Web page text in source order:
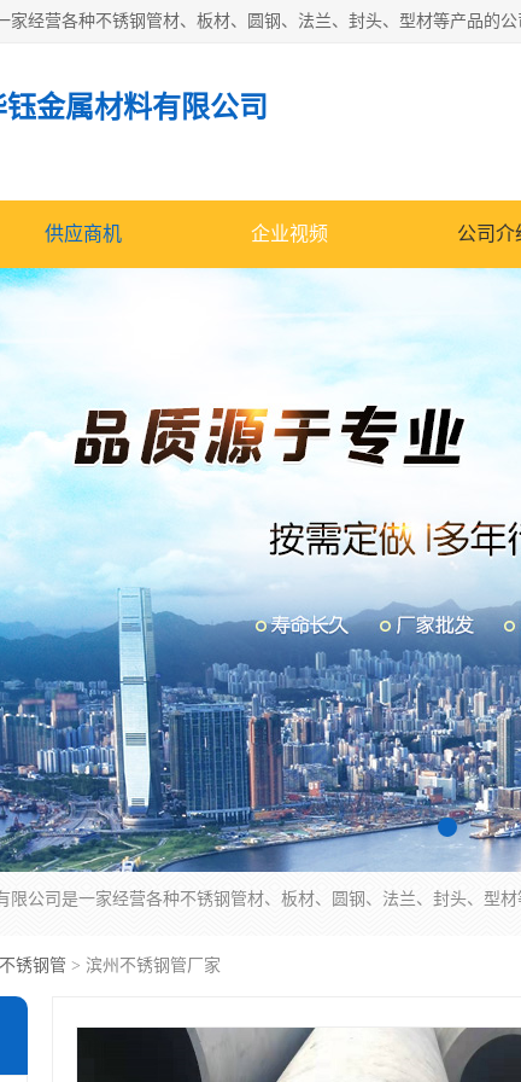
钰金属材料有限公司
供应商机 企业视频 公司介
不锈钢管 > 滨州不锈钢管厂家